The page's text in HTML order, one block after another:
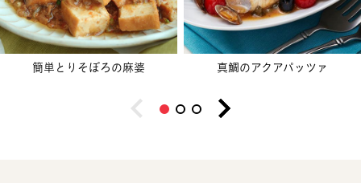
簡単とりそぼろの麻婆 真鯛のアクアパッツァ